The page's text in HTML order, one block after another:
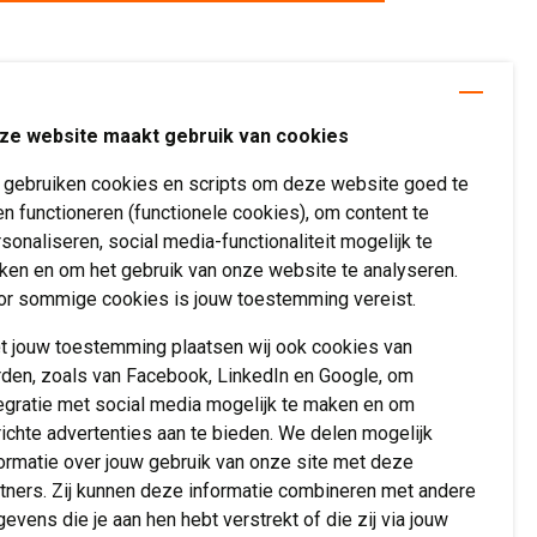
website maakt gebruik van cookies
gebruiken cookies en scripts om deze website goed te
functioneren (functionele cookies), om content te
social media-functionaliteit mogelijk te
en om het gebruik van onze website te analyseren.
sommige cookies is jouw toestemming vereist.
jouw toestemming plaatsen wij ook cookies van
zoals van Facebook, LinkedIn en Google, om
met social media mogelijk te maken en om
advertenties aan te bieden. We delen mogelijk
over jouw gebruik van onze site met deze
Zij kunnen deze informatie combineren met andere
die je aan hen hebt verstrekt of die zij via jouw
Help mee
Doneren
Vrienden van
Vrijwilliger worden